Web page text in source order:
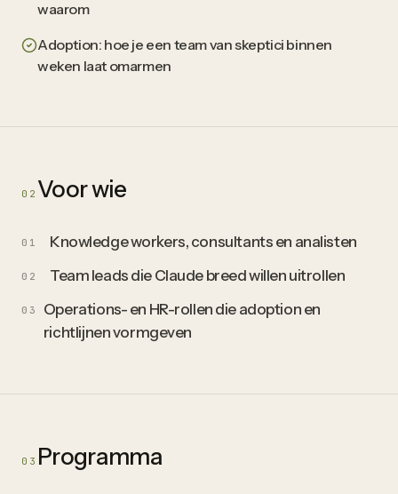
waarom
Adoption: hoe je een team van skeptici binnen
weken laat omarmen
02 Voor wie
01 Knowledge workers, consultants en analisten
02 Team leads die Claude breed willen uitrollen
03
Operations- en HR-rollen die adoption en
richtlijnen vormgeven
03 Programma